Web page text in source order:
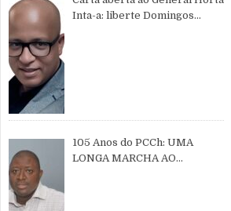
Inta-a: liberte Domingos
105 Anos do PCCh: UMA
LONGA MARCHA AO